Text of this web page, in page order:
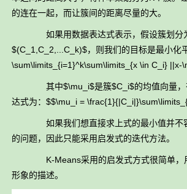
的连在一起，而让簇间的距离尽量的大。
如果用数据表达式表示，假设簇划分
$(C_1,C_2,...C_k)$，则我们的目标是最小化
\sum\limits_{i=1}^k\sum\limits_{x \in C_i} ||x-
其中$\mu_i$是簇$C_i$的均值向量，
达式为：$$\mu_i =
如果我们想直接求上式的最小值并不容
的问题，因此只能采用启发式的迭代方法。
K-Means采用的启发式方式很简单，用
形象的描述。